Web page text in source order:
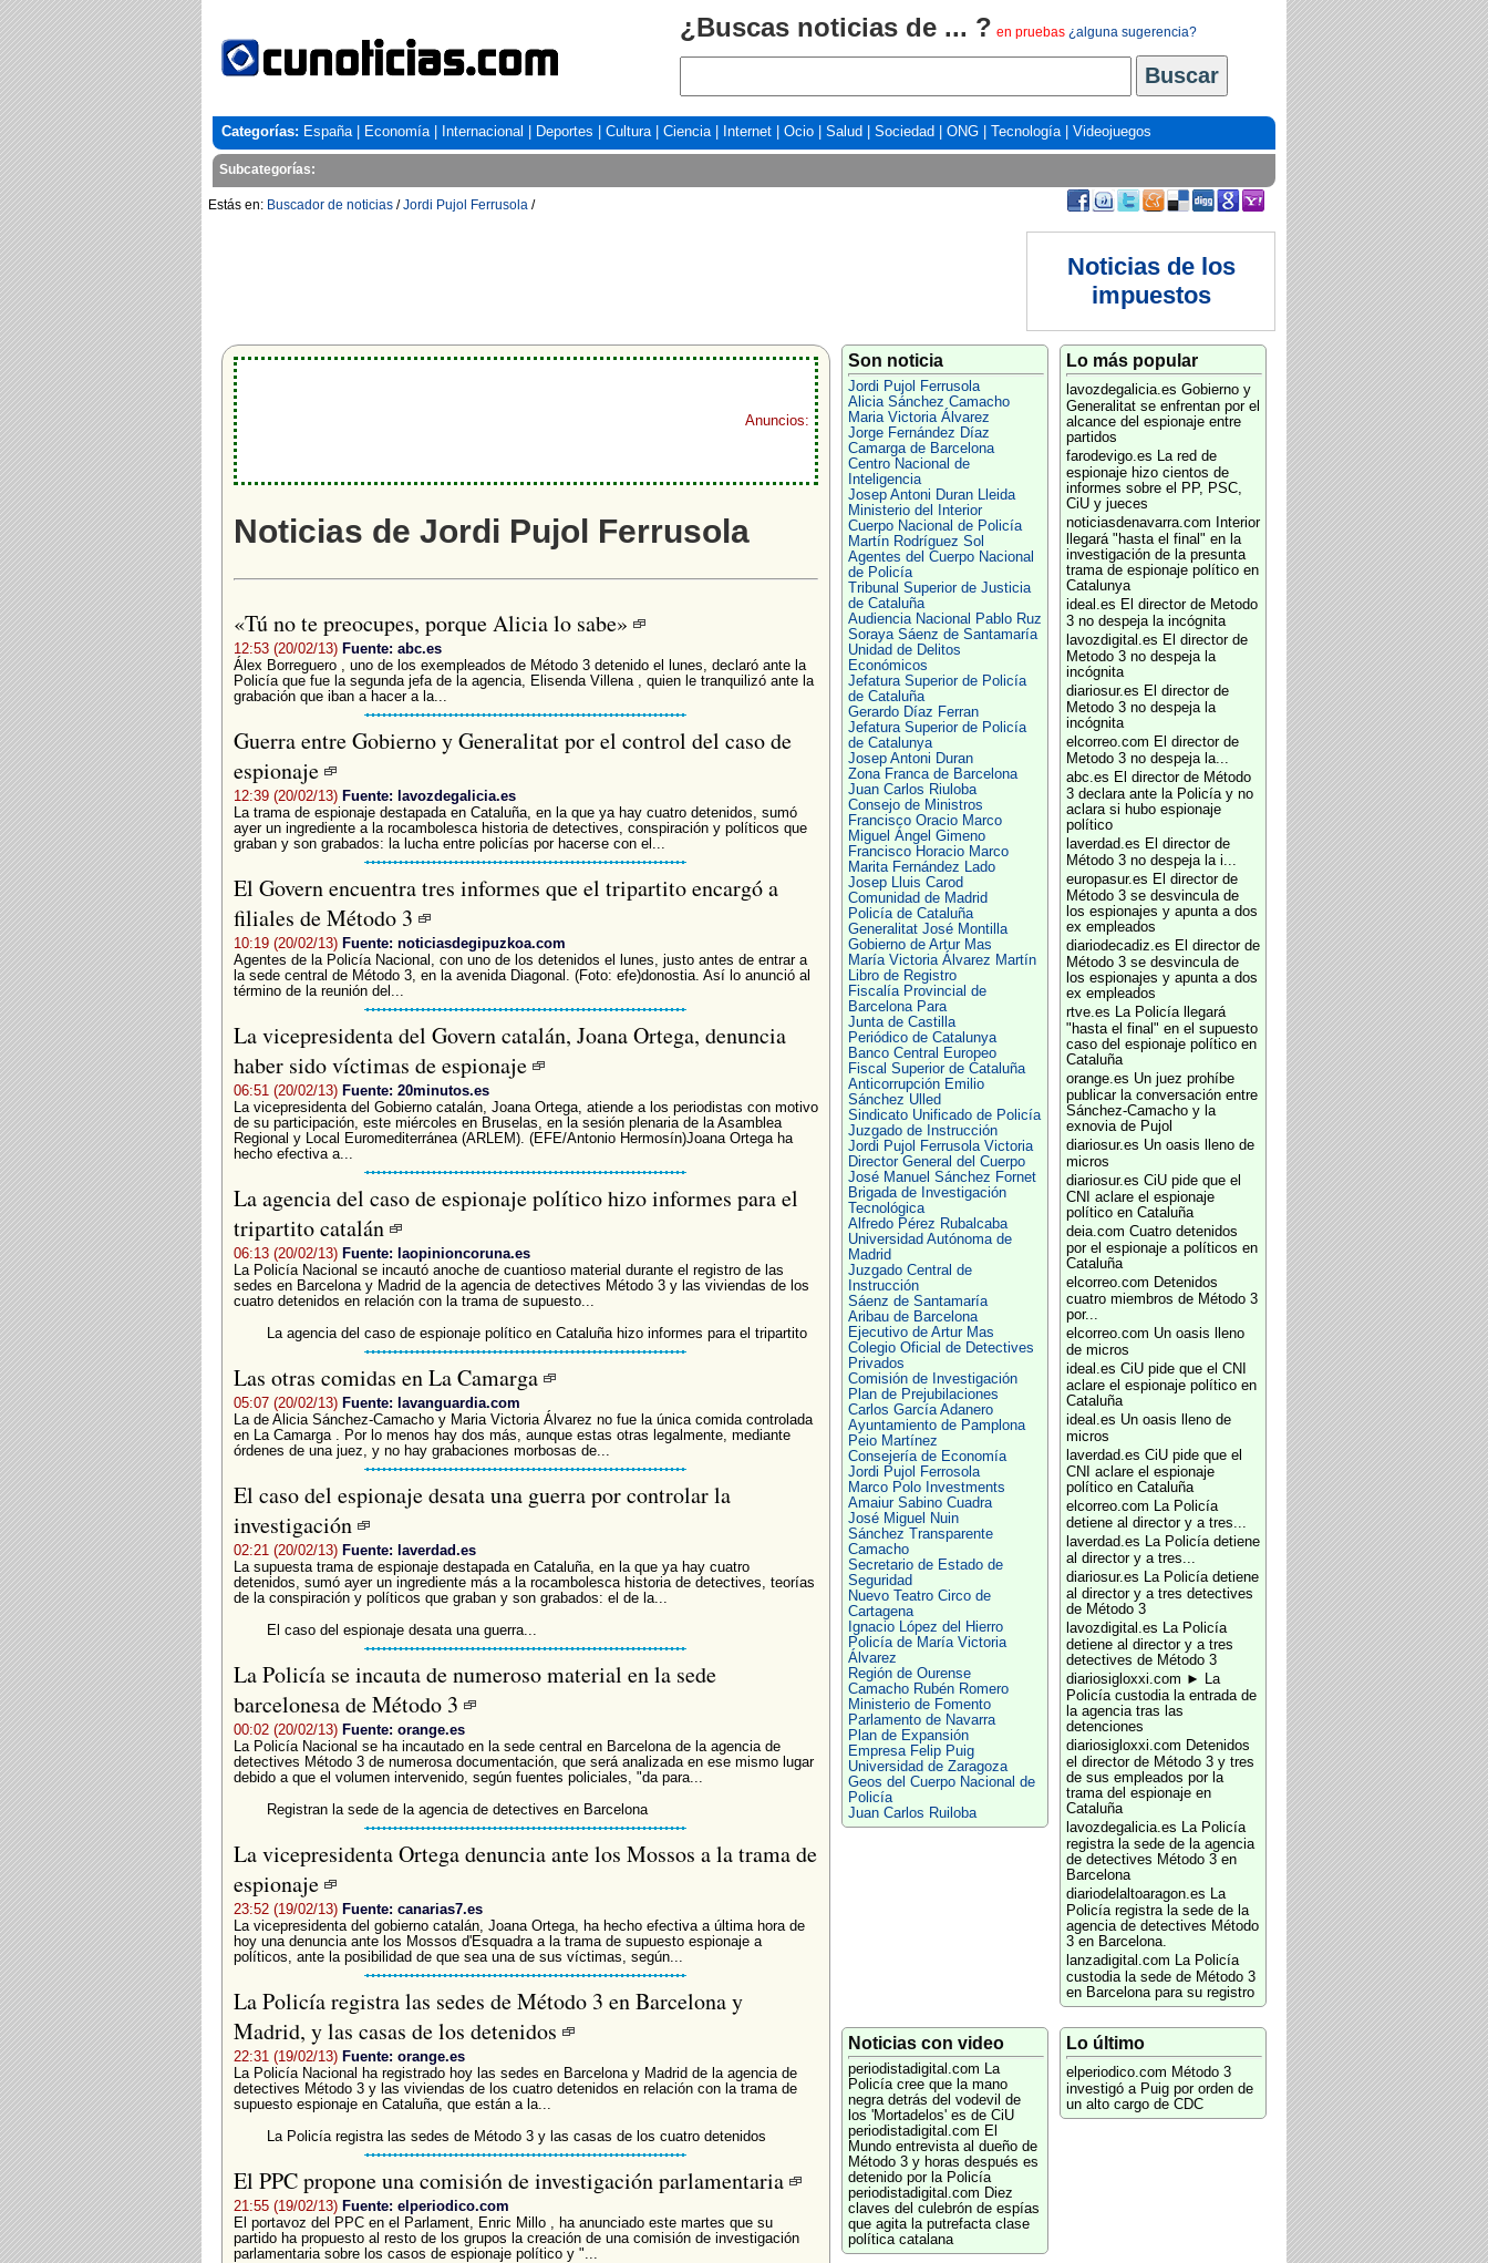
¿Buscas noticias de ... ? en pruebas ¿alguna sugerencia?
Categorías: España| Economía| Internacional Deportes Cultura| Ciencia| Internet Ocio Salud Sociedad ONG Tecnología| Videojuegos
Subcategorías:
Estás en: Buscador de noticias /Jordi Pujol Ferrusola /
Noticias de los
impuestos
Anuncios:
Noticias de Jordi Pujol Ferrusola
«Tú no te preocupes, porque Alicia lo sabe»
12:53 (20/02/13) Fuente: abc.es
Álex Borreguero , uno de los exempleados de Método 3 detenido el lunes, declaró ante la
Policía que fue la segunda jefa de la agencia, Elisenda Villena , quien le tranquilizó ante la
grabación que iban a hacer a la...
Guerra entre Gobierno y Generalitat por el control del caso de
espionaje
12:39 (20/02/13) Fuente: lavozdegalicia.es
La trama de espionaje destapada en Cataluña, en la que ya hay cuatro detenidos, sumó
ayer un ingrediente a la rocambolesca historia de detectives, conspiración y políticos que
graban y son grabados: la lucha entre policías por hacerse con el...
El Govern encuentra tres informes que el tripartito encargó a
filiales de Método 3
10:19 (20/02/13) Fuente: noticiasdegipuzkoa.com
Agentes de la Policía Nacional, con uno de los detenidos el lunes, justo antes de entrar a
la sede central de Método 3, en la avenida Diagonal. (Foto: efe)donostia. Así lo anunció al
término de la reunión del...
La vicepresidenta del Govern catalán, Joana Ortega, denuncia
haber sido víctimas de espionaje
06:51 (20/02/13) Fuente: 20minutos.es
La vicepresidenta del Gobierno catalán, Joana Ortega, atiende a los periodistas con motivo
de su participación, este miércoles en Bruselas, en la sesión plenaria de la Asamblea
Regional y Local Euromediterránea (ARLEM). (EFE/Antonio Hermosín)Joana Ortega ha
hecho efectiva a...
La agencia del caso de espionaje político hizo informes para el
tripartito catalán
06:13 (20/02/13) Fuente: laopinioncoruna.es
La Policía Nacional se incautó anoche de cuantioso material durante el registro de las
sedes en Barcelona y Madrid de la agencia de detectives Método 3 y las viviendas de los
cuatro detenidos en relación con la trama de supuesto...
La agencia del caso de espionaje político en Cataluña hizo informes para el tripartito
Las otras comidas en La Camarga
05:07 (20/02/13) Fuente: lavanguardia.com
La de Alicia Sánchez-Camacho y Maria Victoria Álvarez no fue la única comida controlada
en La Camarga . Por lo menos hay dos más, aunque estas otras legalmente, mediante
órdenes de una juez, y no hay grabaciones morbosas de...
El caso del espionaje desata una guerra por controlar la
investigación
02:21 (20/02/13) Fuente: laverdad.es
La supuesta trama de espionaje destapada en Cataluña, en la que ya hay cuatro
detenidos, sumó ayer un ingrediente más a la rocambolesca historia de detectives, teorías
de la conspiración y políticos que graban y son grabados: el de la...
El caso del espionaje desata una guerra...
La Policía se incauta de numeroso material en la sede
barcelonesa de Método 3
00:02 (20/02/13) Fuente: orange.es
La Policía Nacional se ha incautado en la sede central en Barcelona de la agencia de
detectives Método 3 de numerosa documentación, que será analizada en ese mismo lugar
debido a que el volumen intervenido, según fuentes policiales, "da para...
Registran la sede de la agencia de detectives en Barcelona
La vicepresidenta Ortega denuncia ante los Mossos a la trama de
espionaje
23:52 (19/02/13) Fuente: canarias7.es
La vicepresidenta del gobierno catalán, Joana Ortega, ha hecho efectiva a última hora de
hoy una denuncia ante los Mossos d'Esquadra a la trama de supuesto espionaje a
políticos, ante la posibilidad de que sea una de sus víctimas, según...
La Policía registra las sedes de Método 3 en Barcelona y
Madrid, y las casas de los detenidos
22:31 (19/02/13) Fuente: orange.es
La Policía Nacional ha registrado hoy las sedes en Barcelona y Madrid de la agencia de
detectives Método 3 y las viviendas de los cuatro detenidos en relación con la trama de
supuesto espionaje en Cataluña, que están a la...
La Policía registra las sedes de Método 3 y las casas de los cuatro detenidos
El PPC propone una comisión de investigación parlamentaria
21:55 (19/02/13) Fuente: elperiodico.com
El portavoz del PPC en el Parlament, Enric Millo , ha anunciado este martes que su
partido ha propuesto al resto de los grupos la creación de una comisión de investigación
parlamentaria sobre los casos de espionaje político y "...
Son noticia
Jordi Pujol Ferrusola
Alicia Sánchez Camacho
Maria Victoria Álvarez
Jorge Fernández Díaz
Camarga de Barcelona
Centro Nacional de
Inteligencia
Josep Antoni Duran Lleida
Ministerio del Interior
Cuerpo Nacional de Policía
Martín Rodríguez Sol
Agentes del Cuerpo Nacional
de Policía
Tribunal Superior de Justicia
de Cataluña
Audiencia Nacional Pablo Ruz
Soraya Sáenz de Santamaría
Unidad de Delitos
Económicos
Jefatura Superior de Policía
de Cataluña
Gerardo Díaz Ferran
Jefatura Superior de Policía
de Catalunya
Josep Antoni Duran
Zona Franca de Barcelona
Juan Carlos Riuloba
Consejo de Ministros
Francisco Oracio Marco
Miguel Ángel Gimeno
Francisco Horacio Marco
Marita Fernández Lado
Josep Lluis Carod
Comunidad de Madrid
Policía de Cataluña
Generalitat José Montilla
Gobierno de Artur Mas
María Victoria Álvarez Martín
Libro de Registro
Fiscalía Provincial de
Barcelona Para
Junta de Castilla
Periódico de Catalunya
Banco Central Europeo
Fiscal Superior de Cataluña
Anticorrupción Emilio
Sánchez Ulled
Sindicato Unificado de Policía
Juzgado de Instrucción
Jordi Pujol Ferrusola Victoria
Director General del Cuerpo
José Manuel Sánchez Fornet
Brigada de Investigación
Tecnológica
Alfredo Pérez Rubalcaba
Universidad Autónoma de
Madrid
Juzgado Central de
Instrucción
Sáenz de Santamaría
Aribau de Barcelona
Ejecutivo de Artur Mas
Colegio Oficial de Detectives
Privados
Comisión de Investigación
Plan de Prejubilaciones
Carlos García Adanero
Ayuntamiento de Pamplona
Peio Martínez
Consejería de Economía
Jordi Pujol Ferrosola
Marco Polo Investments
Amaiur Sabino Cuadra
José Miguel Nuin
Sánchez Transparente
Camacho
Secretario de Estado de
Seguridad
Nuevo Teatro Circo de
Cartagena
Ignacio López del Hierro
Policía de María Victoria
Álvarez
Región de Ourense
Camacho Rubén Romero
Ministerio de Fomento
Parlamento de Navarra
Plan de Expansión
Empresa Felip Puig
Universidad de Zaragoza
Geos del Cuerpo Nacional de
Policía
Juan Carlos Ruiloba
Lo más popular
lavozdegalicia.es Gobierno y
Generalitat se enfrentan por el
alcance del espionaje entre
partidos
farodevigo.es La red de
espionaje hizo cientos de
informes sobre el PP, PSC,
CiU y jueces
noticiasdenavarra.com
Interior
llegará "hasta el final" en la
investigación de la presunta
trama de espionaje político en
Catalunya
ideal.es El director de Metodo
3 no despeja la incógnita
lavozdigital.es El director de
Metodo 3 no despeja la
incógnita
diariosur.es El director de
Metodo 3 no despeja la
incógnita
elcorreo.com El director de
Metodo 3 no despeja la...
abc.es El director de Método
3 declara ante la Policía y no
aclara si hubo espionaje
político
laverdad.es El director de
Método 3 no despeja la i...
europasur.es El director de
Método 3 se desvincula de
los espionajes y apunta a dos
ex empleados
diariodecadiz.es El director de
Método 3 se desvincula de
los espionajes y apunta a dos
ex empleados
rtve.es La Policía llegará
"hasta el final" en el supuesto
caso del espionaje político en
Cataluña
orange.es Un juez prohíbe
publicar la conversación entre
Sánchez-Camacho y la
exnovia de Pujol
diariosur.es Un oasis lleno de
micros
diariosur.es CiU pide que el
CNI aclare el espionaje
político en Cataluña
deia.com Cuatro detenidos
por el espionaje a políticos en
Cataluña
elcorreo.com Detenidos
cuatro miembros de Método 3
por...
elcorreo.com Un oasis lleno
de micros
ideal.es CiU pide que el CNI
aclare el espionaje político en
Cataluña
ideal.es Un oasis lleno de
micros
laverdad.es CiU pide que el
CNI aclare el espionaje
político en Cataluña
elcorreo.com La Policía
detiene al director y a tres...
laverdad.es La Policía detiene
al director y a tres...
diariosur.es La Policía detiene
al director y a tres detectives
de Método 3
lavozdigital.es La Policía
detiene al director y a tres
detectives de Método 3
diariosigloxxi.com ► La
Policía custodia la entrada de
la agencia tras las
detenciones
diariosigloxxi.com Detenidos
el director de Método 3 y tres
de sus empleados por la
trama del espionaje en
Cataluña
lavozdegalicia.es La Policía
registra la sede de la agencia
de detectives Método 3 en
Barcelona
diariodelaltoaragon.es La
Policía registra la sede de la
agencia de detectives Método
3 en Barcelona.
lanzadigital.com La Policía
custodia la sede de Método 3
en Barcelona para su registro
Noticias con video
periodistadigital.com La
Policía cree que la mano
negra detrás del vodevil de
los 'Mortadelos' es de CiU
periodistadigital.com El
Mundo entrevista al dueño de
Método 3 y horas después es
detenido por la Policía
periodistadigital.com Diez
claves del culebrón de espías
que agita la putrefacta clase
política catalana
Lo último
elperiodico.com Método 3
investigó a Puig por orden de
un alto cargo de CDC